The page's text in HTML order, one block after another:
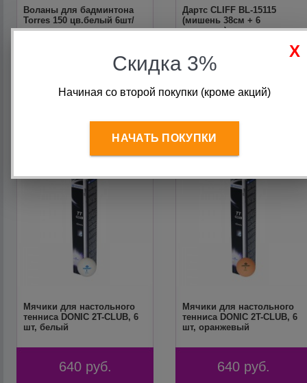
Воланы для бадминтона
Torres 150 цв.белый 6шт/
упак
Дартс CLIFF BL-15115
(мишень 38см + 6
дротиков)
Мячики для настольного
тенниса DONIC 2T-CLUB, 6
шт, белый
640 руб.
Мячики для настольного
тенниса DONIC 2T-CLUB, 6
шт, оранжевый
640 руб.
Скидка 3%
Начиная со второй покупки (кроме акций)
НАЧАТЬ ПОКУПКИ